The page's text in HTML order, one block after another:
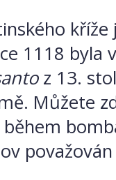
1118 byla
z 13.
Můžete